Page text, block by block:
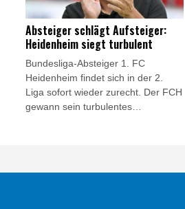
damals hieß es aber "nur" 1:0.
Absteiger schlägt Aufsteiger:
Heidenheim siegt turbulent
Bundesliga-Absteiger 1. FC
Heidenheim findet sich in der 2.
Liga sofort wieder zurecht. Der FCH
gewann sein turbulentes